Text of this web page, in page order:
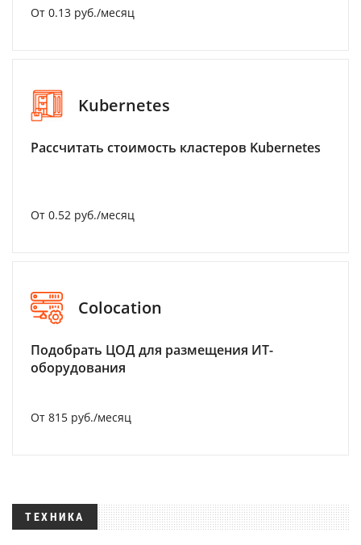
От 0.13 руб./месяц
Kubernetes
Рассчитать стоимость кластеров Kubernetes
От 0.52 руб./месяц
Colocation
Подобрать ЦОД для размещения ИТ-
оборудования
От 815 руб./месяц
ТЕХНИКА